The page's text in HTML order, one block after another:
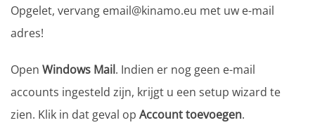
Opgelet, vervang email@kinamo.eu met uw e-mail
adres!
Open Windows Mail. Indien er nog geen e-mail
accounts ingesteld zijn, krijgt u een setup wizard te
zien. Klik in dat geval op Account toevoegen.